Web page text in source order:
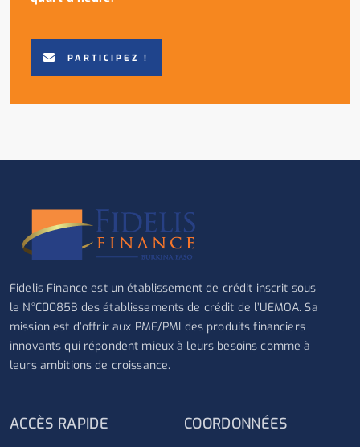
PARTICIPEZ !
Fidelis Finance est un établissement de crédit inscrit sous
le N°C0085B des établissements de crédit de l’UEMOA. Sa
mission est d’offrir aux PME/PMI des produits financiers
innovants qui répondent mieux à leurs besoins comme à
leurs ambitions de croissance.
ACCÈS RAPIDE COORDONNÉES